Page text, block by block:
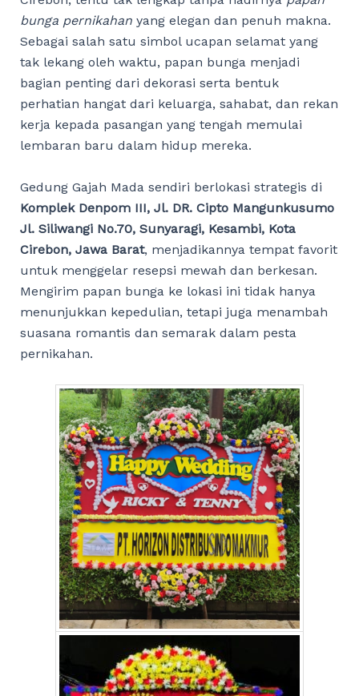
bunga pernikahanyang elegan dan penuh makna.
Sebagai salah satu simbol ucapan selamat yang
tak lekang oleh waktu, papan bunga menjadi
bagian penting dari dekorasi serta bentuk
perhatian hangat dari keluarga, sahabat, dan rekan
kerja kepada pasangan yang tengah memulai
lembaran baru dalam hidup mereka.
Gedung Gajah Mada sendiri berlokasi strategis di
Komplek Denpom III, Jl. DR. Cipto Mangunkusumo
Jl. Siliwangi No.70, Sunyaragi, Kesambi, Kota
Cirebon, Jawa Barat, menjadikannya tempat favorit
untuk menggelar resepsi mewah dan berkesan.
Mengirim papan bunga ke lokasi ini tidak hanya
menunjukkan kepedulian, tetapi juga menambah
suasana romantis dan semarak dalam pesta
pernikahan.